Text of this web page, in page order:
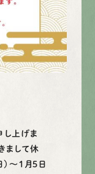
し上げま
まして休
～１月５日